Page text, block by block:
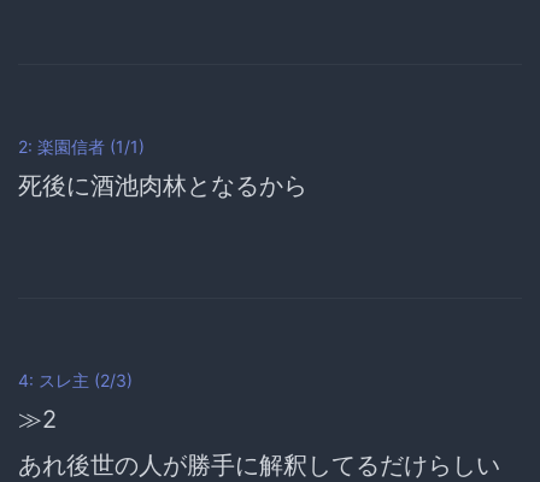
2: 楽園信者 (1/1)
死後に酒池肉林となるから
4: スレ主 (2/3)
≫2
あれ後世の人が勝手に解釈してるだけらしい